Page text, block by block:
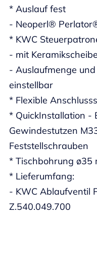
* Auslauf fest
- Neoperl®
* KWC
- mit
- Auslaufmenge
einstellbar
* Flexible
* QuickInstallation -
Gewindestutzen
Feststellschrauben
* Tischbohrung ø35
* Lieferumfang:
- KWC Ablaufventil
Z.540.049.700